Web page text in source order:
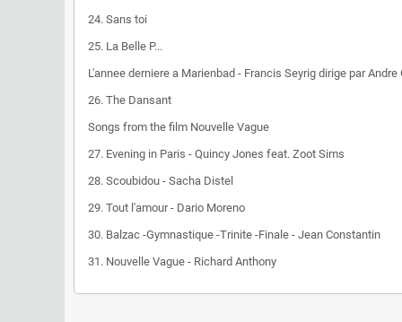
24. Sans toi
25. La Belle P...
L'annee derniere a Marienbad - Francis Seyrig dirige par Andre
26. The Dansant
Songs from the film Nouvelle Vague
27. Evening in Paris - Quincy Jones feat. Zoot Sims
28. Scoubidou - Sacha Distel
29. Tout l'amour - Dario Moreno
30. Balzac -Gymnastique -Trinite -Finale - Jean Constantin
31. Nouvelle Vague - Richard Anthony